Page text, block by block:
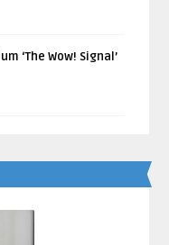
‘The Wow! Signal’